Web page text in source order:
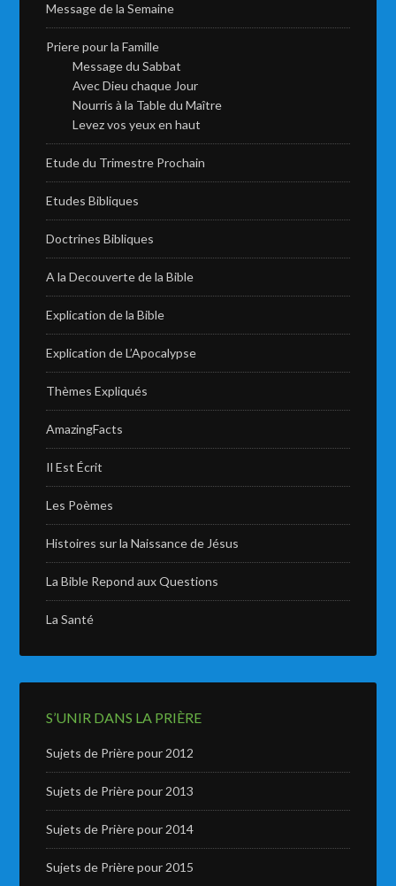
Message de la Semaine
Priere pour la Famille
Message du Sabbat
Avec Dieu chaque Jour
Nourris à la Table du Maître
Levez vos yeux en haut
Etude du Trimestre Prochain
Etudes Bibliques
Doctrines Bibliques
A la Decouverte de la Bible
Explication de la Bible
Explication de L’Apocalypse
Thèmes Expliqués
AmazingFacts
Il Est Écrit
Les Poèmes
Histoires sur la Naissance de Jésus
La Bible Repond aux Questions
La Santé
S’UNIR DANS LA PRIÈRE
Sujets de Prière pour 2012
Sujets de Prière pour 2013
Sujets de Prière pour 2014
Sujets de Prière pour 2015